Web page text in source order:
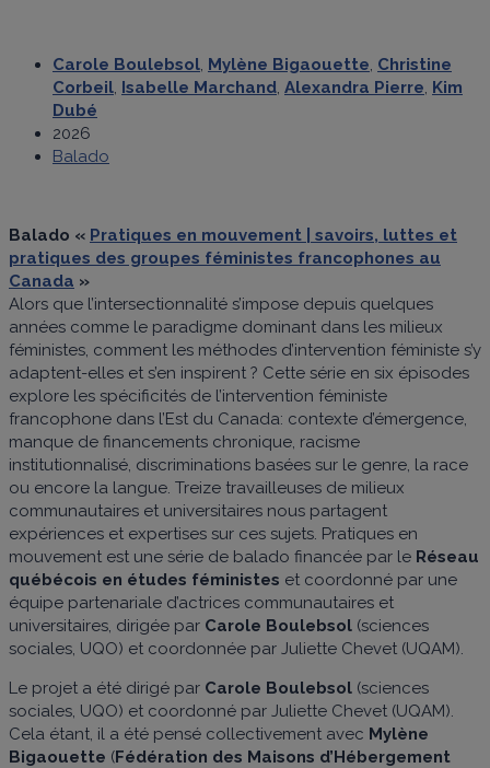
Carole Boulebsol Mylène Bigaouette Christine
Corbeil Isabelle Marchand Alexandra Pierre Kim
Dubé
2026
Balado
Balado « Pratiques en mouvement | savoirs, luttes et
pratiques des groupes féministes francophones au
Canada »
Alors que l’intersectionnalité s’impose depuis quelques
années comme le paradigme dominant dans les milieux
féministes, comment les méthodes d’intervention féministe s’y
adaptent-elles et s’en inspirent ? Cette série en six épisodes
explore les spécificités de l’intervention féministe
francophone dans l’Est du Canada: contexte d’émergence,
manque de financements chronique, racisme
institutionnalisé, discriminations basées sur le genre, la race
ou encore la langue. Treize travailleuses de milieux
communautaires et universitaires nous partagent
expériences et expertises sur ces sujets. Pratiques en
mouvement est une série de balado financée par le Réseau
québécois en études féministes et coordonné par une
équipe partenariale d’actrices communautaires et
universitaires, dirigée par Carole Boulebsol (sciences
sociales, UQO) et coordonnée par Juliette Chevet (UQAM).
Le projet a été dirigé par Carole Boulebsol (sciences
sociales, UQO) et coordonné par Juliette Chevet (UQAM).
Cela étant, il a été pensé collectivement avec Mylène
Bigaouette (Fédération des Maisons d’Hébergement